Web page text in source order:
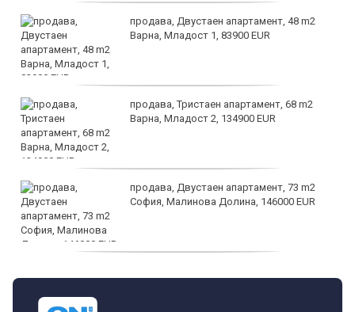
продава, Двустаен апартамент, 48 m2
Варна, Младост 1, 83900 EUR
продава, Тристаен апартамент, 68 m2
Варна, Младост 2, 134900 EUR
продава, Двустаен апартамент, 73 m2
София, Малинова Долина, 146000 EUR